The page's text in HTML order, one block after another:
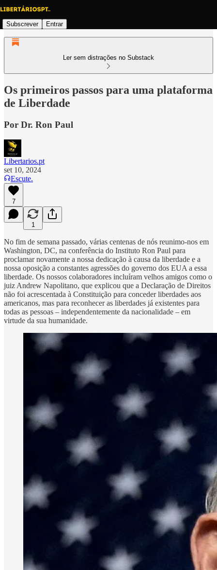
Subscrever Entrar
Ler sem distrações no Substack
Os primeiros passos para uma plataforma
de Liberdade
Por Dr. Ron Paul
Libertarios.pt
set 10, 2024
Escute.
7
1
No fim de semana passado, várias centenas de nós reunimo-nos em
Washington, DC, na conferência do Instituto Ron Paul para
proclamar novamente a nossa dedicação à causa da liberdade e a
nossa oposição a constantes agressões do governo dos EUA a essa
liberdade. Os nossos colaboradores incluíram velhos amigos como o
juiz Andrew Napolitano, que explicou que a Declaração de Direitos
não foi acrescentada à Constituição para conceder liberdades aos
americanos, mas para reconhecer as liberdades já existentes para
todas as pessoas – independentemente da nacionalidade – em
virtude da sua humanidade.